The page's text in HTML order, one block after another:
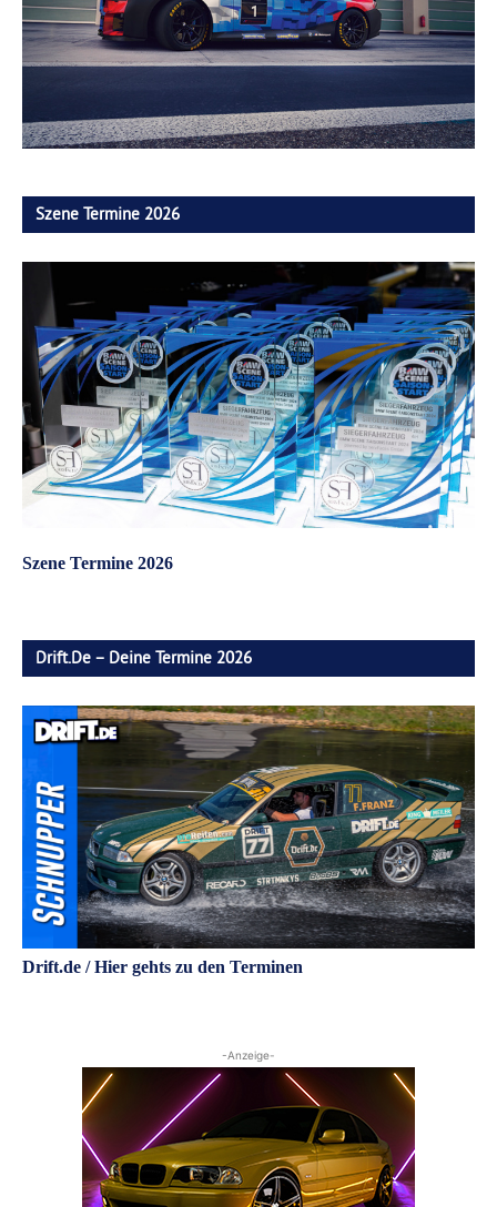
Szene Termine 2026
Szene Termine 2026
Drift.de – Deine Termine 2026
Drift.de / Hier gehts zu den Terminen
-Anzeige-